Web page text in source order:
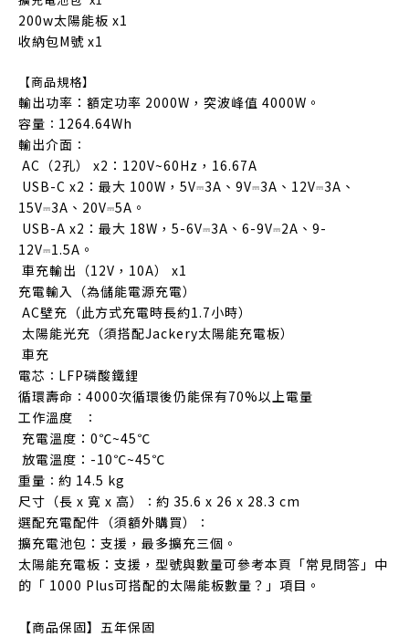
200w太陽能板 x1
收納包M號 x1
【商品規格】
輸出功率：額定功率 2000W，突波峰值 4000W。
容量 ： 1264.64Wh
輸出介面 ：
AC（2孔） x2：120V~60Hz，16.67A
USB-C x2：最大 100W，5V⎓3A、9V⎓3A、12V⎓3A、
15V⎓3A、20V⎓5A。
USB-A x2：最大 18W，5-6V⎓3A、6-9V⎓2A、9-
12V⎓1.5A。
車充輸出（12V，10A） x1
充電輸入（為儲能電源充電）
AC壁充（此方式充電時長約1.7小時）
太陽能光充（須搭配Jackery太陽能充電板）
車充
電芯 ： LFP磷酸鐵鋰
循環壽命 ： 4000次循環後仍能保有70%以上電量
工作溫度
：
充電溫度：0℃~45℃
放電溫度：-10℃~45℃
重量 ： 約 14.5 kg
尺寸（長 x 寬 x 高）
： 約 35.6 x 26 x 28.3 cm
選配充電配件（須額外購買）
：
擴充電池包：支援，最多擴充三個。
太陽能充電板：支援，型號與數量可參考本頁「常見問答」中
的「 1000 Plus可搭配的太陽能板數量？」項目。
【商品保固】五年保固